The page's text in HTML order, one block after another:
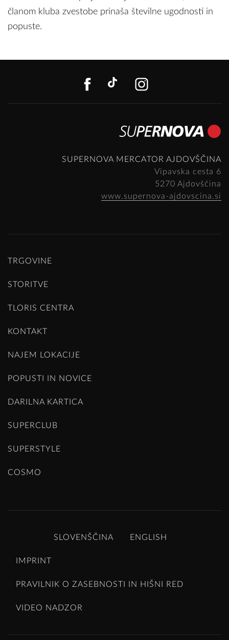
članom kluba zvestobe prinaša številne ugodnosti in
popuste.
TRGOVINE
STORITVE
TLORIS CENTRA
KONTAKT
NAJEM LOKACIJE
POPUSTI IN NOVICE
DARILNA KARTICA
SUPERCLUB
SUPERSTYLE
COSMO
FACEBOOK
TIKTOK
SUPERNOVA MERCATOR AJDOVŠČINA
Vipavska cesta 6
5270 Ajdovščina
www.supernova-ajdovscina.si
SLOVENŠČINA ENGLISH
IMPRINT
PRAVILNIK O ZASEBNOSTI IN HIŠNI RED
VIDEO NADZOR